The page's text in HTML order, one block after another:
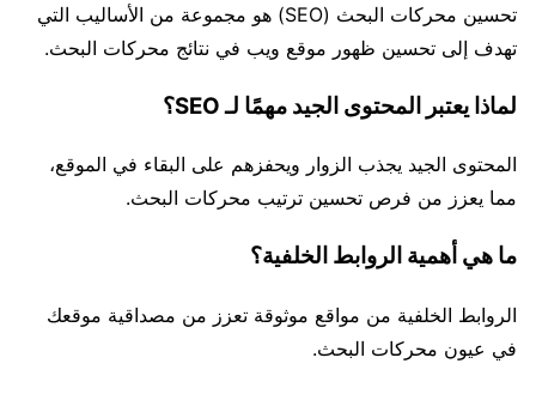
تحسين محركات البحث (SEO) هو مجموعة من الأساليب التي
تهدف إلى تحسين ظهور موقع ويب في نتائج محركات البحث.
لماذا يعتبر المحتوى الجيد مهمًا لـ SEO؟
المحتوى الجيد يجذب الزوار ويحفزهم على البقاء في الموقع،
مما يعزز من فرص تحسين ترتيب محركات البحث.
ما هي أهمية الروابط الخلفية؟
الروابط الخلفية من مواقع موثوقة تعزز من مصداقية موقعك
في عيون محركات البحث.